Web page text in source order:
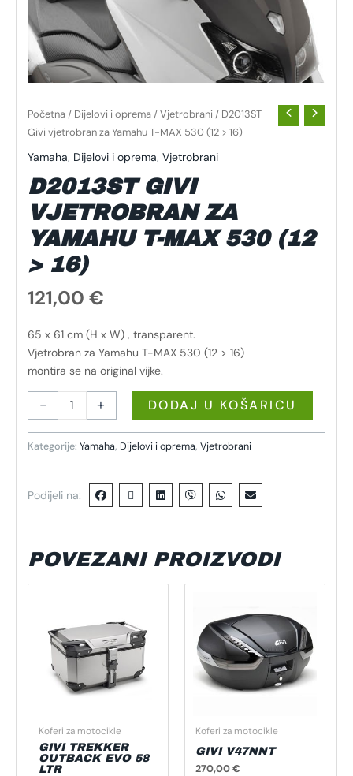
Početna / Dijelovi i oprema /Vjetrobrani / D2013ST
Givi vjetrobran za Yamahu T-MAX 530 (12 > 16)
Yamaha, Dijelovi i oprema, Vjetrobrani
D2013ST GIVI
VJETROBRAN ZA
YAMAHU T-MAX 530 (12
> 16)
121,00 €
65 x 61 cm (H x W) , transparent.
Vjetrobran za Yamahu T-MAX 530 (12 > 16)
montira se na original vijke.
- + DODAJ U KOŠARICU
Kategorije: Yamaha, Dijelovi i oprema, Vjetrobrani
Podijeli na:
POVEZANI PROIZVODI
Koferi za motocikle
GIVI TREKKER
OUTBACK EVO 58
LTR
Koferi za motocikle
GIVI V47NNT
270,00€